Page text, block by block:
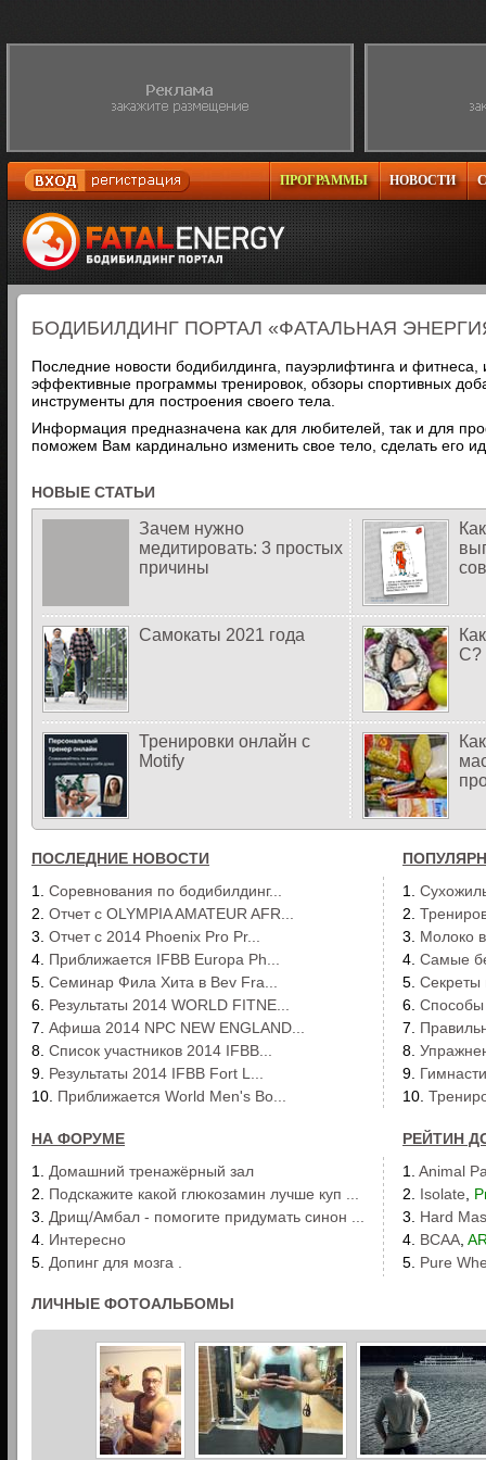
НОВОСТИ
ПРОГРАММЫ
БОДИБИЛДИНГ ПОРТАЛ «ФАТАЛЬНАЯ
Последние новости бодибилдинга, пауэрлифтинга и фитнеса,
эффективные программы тренировок, обзоры спортивных
инструменты для построения своего тела.
Информация предназначена как для любителей, так и для
поможем Вам кардинально изменить свое тело, сделать его
НОВЫЕ СТАТЬИ
Зачем нужно
медитировать: 3 простых
причины
Самокаты 2021 года
С?
Тренировки онлайн с
Motify
ПОСЛЕДНИЕ НОВОСТИ
1. Соревнования по бодибилдинг...
2. Отчет с OLYMPIA AMATEUR AFR...
3. Отчет с 2014 Phoenix Pro Pr...
4. Приближается IFBB Europa Ph...
5. Семинар Фила Хита в Bev Fra...
6. Результаты 2014 WORLD FITNE...
7. Афиша 2014 NPC NEW ENGLAND...
8. Список участников 2014 IFBB...
9. Результаты 2014 IFBB Fort L...
10. Приближается World Men's Bo...
1.
2.
3. Молоко
4. Самые
5. Секреты
6. Способы
7.
8.
9.
10.
НА ФОРУМЕ
РЕЙТИН
1. Домашний тренажёрный зал
2. Подскажите какой глюкозамин лучше куп ...
3. Дрищ/Амбал - помогите придумать синон ...
4. Интересно
5. Допинг для мозга .
1. Animal
2. Isolate
3. Hard
4. BCAA
5. Pure
ЛИЧНЫЕ ФОТОАЛЬБОМЫ